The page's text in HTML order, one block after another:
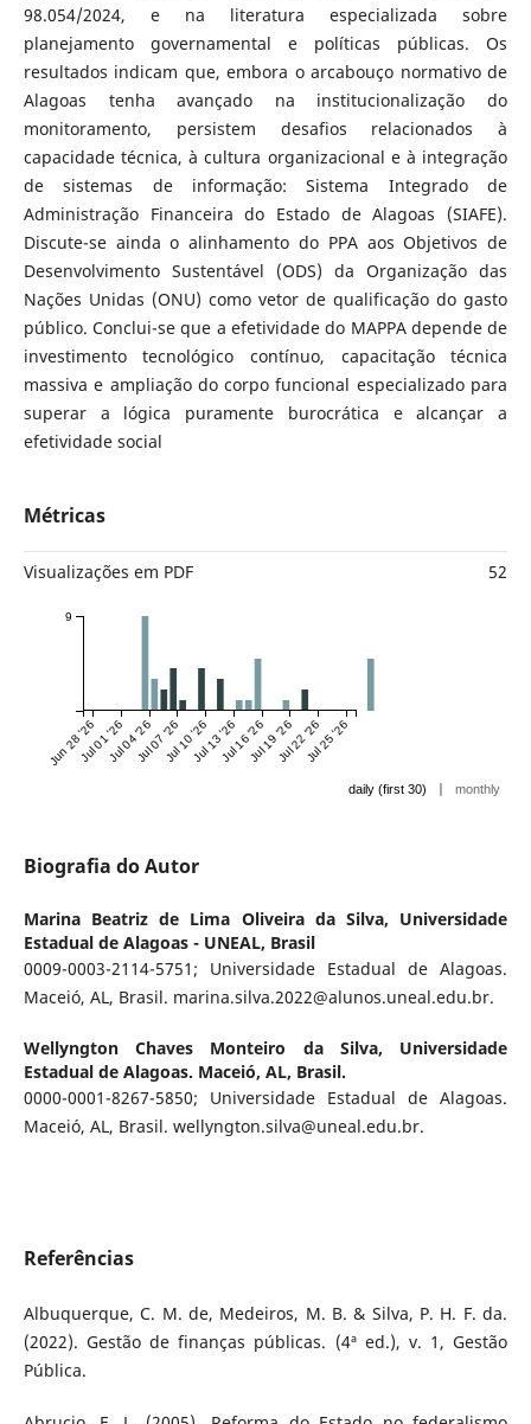
98.054/2024, e na literatura especializada sobre
planejamento governamental e políticas públicas. Os
resultados indicam que, embora o arcabouço normativo de
Alagoas tenha avançado na institucionalização do
monitoramento, persistem desafios relacionados à
capacidade técnica, à cultura organizacional e à integração
de sistemas de informação: Sistema Integrado de
Administração Financeira do Estado de Alagoas (SIAFE).
Discute-se ainda o alinhamento do PPA aos Objetivos de
Desenvolvimento Sustentável (ODS) da Organização das
Nações Unidas (ONU) como vetor de qualificação do gasto
público. Conclui-se que a efetividade do MAPPA depende de
investimento tecnológico contínuo, capacitação técnica
massiva e ampliação do corpo funcional especializado para
superar a lógica puramente burocrática e alcançar a
efetividade social
Métricas
Visualizações em PDF 52
Jun 28 '26Jul 01 '26Jul 04 '26Jul 07 '26Jul 10 '26Jul 13 '26Jul 16 '26Jul 19 '26Jul 22 '26Jul 25 '26
9
daily (first 30) | monthly
Biografia do Autor
Marina Beatriz de Lima Oliveira da Silva, Universidade
Estadual de Alagoas - UNEAL, Brasil
0009-0003-2114-5751; Universidade Estadual de Alagoas.
Maceió, AL, Brasil. marina.silva.2022@alunos.uneal.edu.br.
Wellyngton Chaves Monteiro da Silva, Universidade
Estadual de Alagoas. Maceió, AL, Brasil.
0000-0001-8267-5850; Universidade Estadual de Alagoas.
Maceió, AL, Brasil. wellyngton.silva@uneal.edu.br.
Referências
Albuquerque, C. M. de, Medeiros, M. B. & Silva, P. H. F. da.
(2022). Gestão de finanças públicas. (4ª ed.), v. 1, Gestão
Pública.